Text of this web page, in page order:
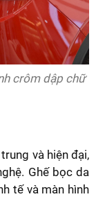
crôm dập chữ
và hiện đại,
Ghế bọc da
tế và màn hình